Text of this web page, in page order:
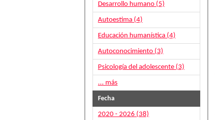
Desarrollo humano (5)
Autoestima (4)
Educación humanística (4)
Autoconocimiento (3)
Psicología del adolescente (3)
... más
Fecha
2020 - 2026 (38)